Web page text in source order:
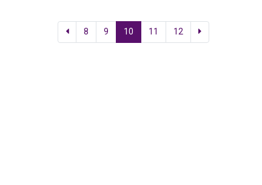
8 9 10 11 12